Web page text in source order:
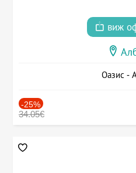
виж
Оазис -
-25%
34.05€